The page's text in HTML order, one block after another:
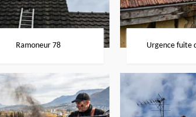
Ramoneur 78 Urgence fuite